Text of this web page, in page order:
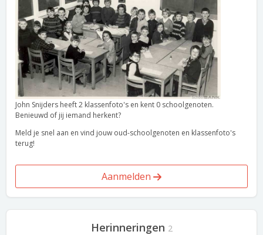
John Snijders heeft 2 klassenfoto's en kent 0 schoolgenoten.
Benieuwd of jij iemand herkent?
Meld je snel aan en vind jouw oud-schoolgenoten en klassenfoto's
terug!
Aanmelden
Herinneringen 2